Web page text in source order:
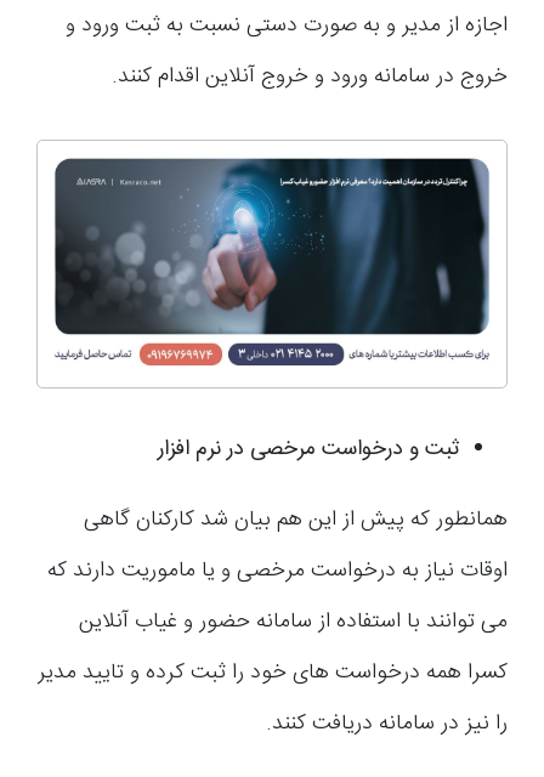
اجازه از مدیر و به صورت دستی نسبت به ثبت ورود و
خروج در سامانه ورود و خروج آنلاین اقدام کنند.
ثبت و درخواست مرخصی در نرم افزار
همانطور که پیش از این هم بیان شد کارکنان گاهی
اوقات نیاز به درخواست مرخصی و یا ماموریت دارند که
می توانند با استفاده از سامانه حضور و غیاب آنلاین
کسرا همه درخواست های خود را ثبت کرده و تایید مدیر
را نیز در سامانه دریافت کنند.